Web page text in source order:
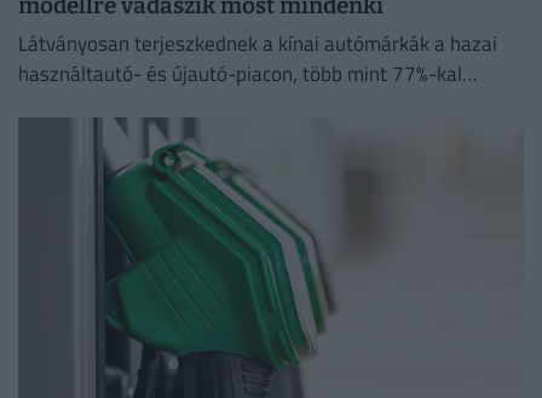
Látványosan terjeszkednek a kínai autómárkák a hazai
használtautó- és újautó-piacon, több mint 77%-kal
tavalyhoz képest.